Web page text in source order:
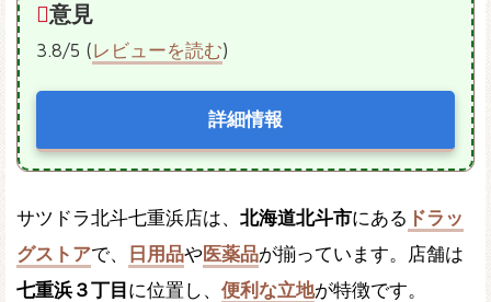
意見
3.8/5 (レビューを読む)
詳細情報
サツドラ北斗七重浜店は、 北海道北斗市にある ドラッ
グストアで、 日用品や医薬品が揃っています。店舗は
七重浜３丁目に位置し、 便利な立地が特徴です。